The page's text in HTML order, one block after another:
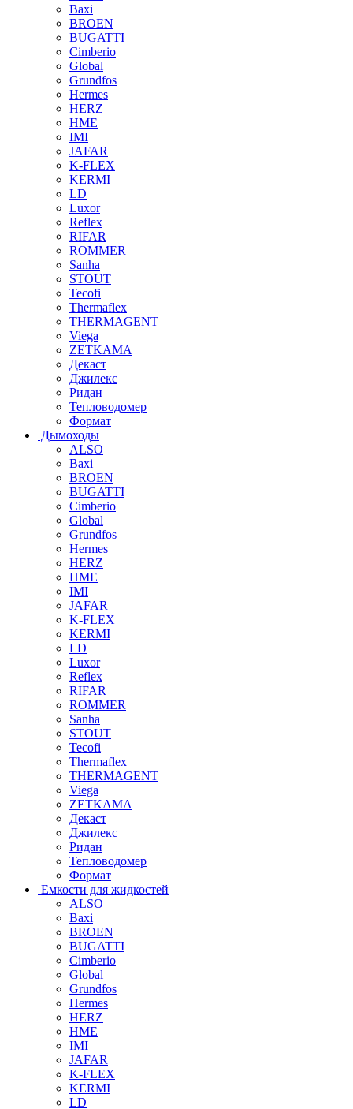
Baxi
BROEN
BUGATTI
Cimberio
Global
Grundfos
Hermes
HERZ
HME
IMI
JAFAR
K-FLEX
KERMI
LD
Luxor
Reflex
RIFAR
ROMMER
Sanha
STOUT
Tecofi
Thermaflex
THERMAGENT
Viega
ZETKAMA
Декаст
Джилекс
Ридан
Тепловодомер
Формат
Дымоходы
ALSO
Baxi
BROEN
BUGATTI
Cimberio
Global
Grundfos
Hermes
HERZ
HME
IMI
JAFAR
K-FLEX
KERMI
LD
Luxor
Reflex
RIFAR
ROMMER
Sanha
STOUT
Tecofi
Thermaflex
THERMAGENT
Viega
ZETKAMA
Декаст
Джилекс
Ридан
Тепловодомер
Формат
Емкости для жидкостей
ALSO
Baxi
BROEN
BUGATTI
Cimberio
Global
Grundfos
Hermes
HERZ
HME
IMI
JAFAR
K-FLEX
KERMI
LD